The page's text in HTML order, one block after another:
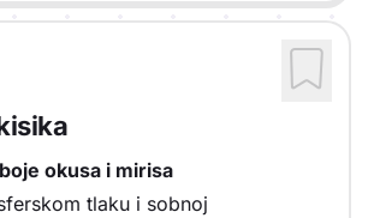
okusa i mirisa
tlaku i sobnoj